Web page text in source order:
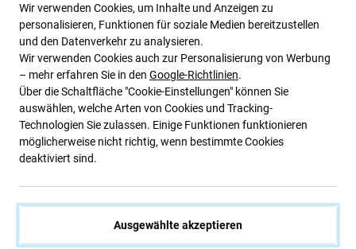
Newsletter-Fix
Abonnieren Sie den regelmäßigen Newsletter über Rabatte und
Neuigkeiten.
Abonnieren
Wir verwenden Cookies, um Inhalte und Anzeigen zu
personalisieren, Funktionen für soziale Medien bereitzustellen
und den Datenverkehr zu analysieren.
Wir verwenden Cookies auch zur Personalisierung von Werbung
– mehr erfahren Sie in den Google-Richtlinien.
Über die Schaltfläche "Cookie-Einstellungen" können Sie
auswählen, welche Arten von Cookies und Tracking-
Technologien Sie zulassen. Einige Funktionen funktionieren
möglicherweise nicht richtig, wenn bestimmte Cookies
deaktiviert sind.
Ausgewählte akzeptieren